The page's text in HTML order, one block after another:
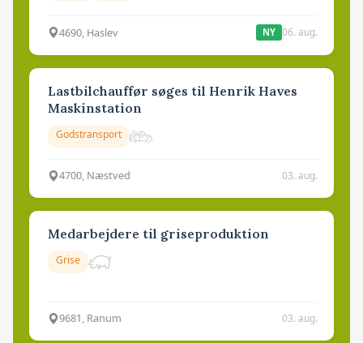
4690, Haslev NY 06. aug.
Lastbilchauffør søges til Henrik Haves
Maskinstation
Godstransport
4700, Næstved 03. aug.
Medarbejdere til griseproduktion
Grise
9681, Ranum 03. aug.